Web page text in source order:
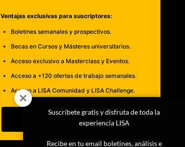
Ventajas exclusivas para suscriptores:
Boletines semanales y prospectivos.
Becas en Cursos y Másteres universitarios.
Acceso exclusivo a Masterclass y Eventos.
Acceso a +120 ofertas de trabajo semanales.
Acceso a LISA Comunidad y LISA Challenge.
Suscribirme
Suscríbete gratis y disfruta de toda la
experiencia LISA
Recibe en tu email boletines, análisis e